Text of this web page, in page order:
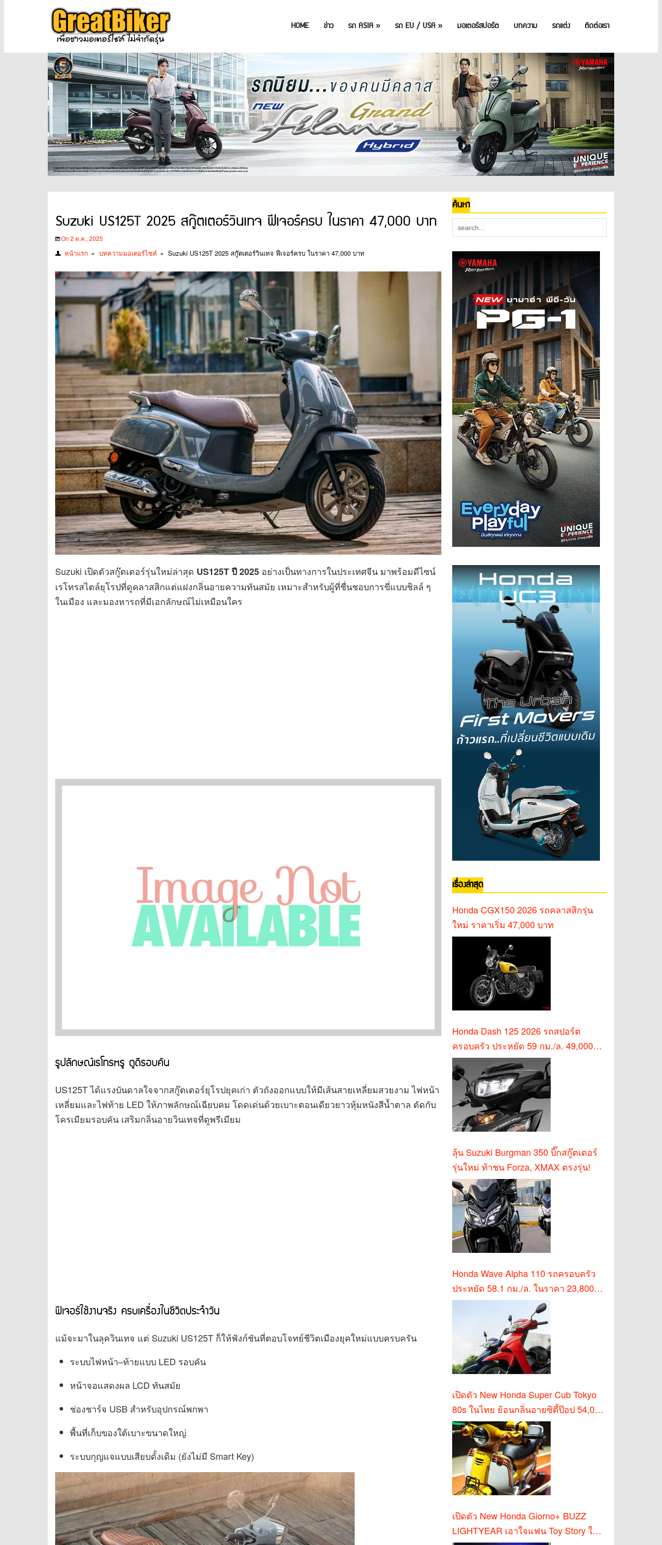
HOME ข่าว รถ ASIA » รถ EU / USA » มอเตอร์สปอร์ต บทความ รถแต่ง ติดต่อเรา
Suzuki US125T 2025 สกู๊ตเตอร์วินเทจ ฟีเจอร์ครบ ในราคา 47,000 บาท
On 2 ต.ค., 2025
หน้าแรก » บทความมอเตอร์ไซค์ » Suzuki US125T 2025 สกู๊ตเตอร์วินเทจ ฟีเจอร์ครบ ในราคา 47,000 บาท
Suzuki เปิดตัวสกู๊ตเตอร์รุ่นใหม่ล่าสุด US125T ปี 2025 อย่างเป็นทางการในประเทศจีน มาพร้อมดีไซน์
เรโทรสไตล์ยุโรปที่ดูคลาสสิกแต่แฝงกลิ่นอายความทันสมัย เหมาะสำหรับผู้ที่ชื่นชอบการขี่แบบชิลล์ ๆ
ในเมือง และมองหารถที่มีเอกลักษณ์ไม่เหมือนใคร
รูปลักษณ์เรโทรหรู ดูดีรอบคัน
US125T ได้แรงบันดาลใจจากสกู๊ตเตอร์ยุโรปยุคเก่า ตัวถังออกแบบให้มีเส้นสายเหลี่ยมสวยงาม ไฟหน้า
เหลี่ยมและไฟท้าย LED ให้ภาพลักษณ์เฉียบคม โดดเด่นด้วยเบาะตอนเดียวยาวหุ้มหนังสีน้ำตาล ตัดกับ
โครเมียมรอบคัน เสริมกลิ่นอายวินเทจที่ดูพรีเมียม
ฟีเจอร์ใช้งานจริง ครบเครื่องในชีวิตประจำวัน
แม้จะมาในลุควินเทจ แต่ Suzuki US125T ก็ให้ฟังก์ชันที่ตอบโจทย์ชีวิตเมืองยุคใหม่แบบครบครัน
ระบบไฟหน้า–ท้ายแบบ LED รอบคัน
หน้าจอแสดงผล LCD ทันสมัย
ช่องชาร์จ USB สำหรับอุปกรณ์พกพา
พื้นที่เก็บของใต้เบาะขนาดใหญ่
ระบบกุญแจแบบเสียบดั้งเดิม (ยังไม่มี Smart Key)
ค้นหา
เรื่องล่าสุด
Honda CGX150 2026 รถคลาสสิกรุ่น
ใหม่ ราคาเริ่ม 47,000 บาท
Honda Dash 125 2026 รถสปอร์ต
ครอบครัว ประหยัด 59 กม./ล. 49,000
บาท
ลุ้น Suzuki Burgman 350 บิ๊กสกู๊ตเตอร์
รุ่นใหม่ ท้าชน Forza, XMAX ตรงรุ่น!
Honda Wave Alpha 110 รถครอบครัว
ประหยัด 58.1 กม./ล. ในราคา 23,800
บาท
เปิดตัว New Honda Super Cub Tokyo
80s ในไทย ย้อนกลิ่นอายซิตี้ป๊อป 54,000
บาท
เปิดตัว New Honda Giorno+ BUZZ
LIGHTYEAR เอาใจแฟน Toy Story ใน